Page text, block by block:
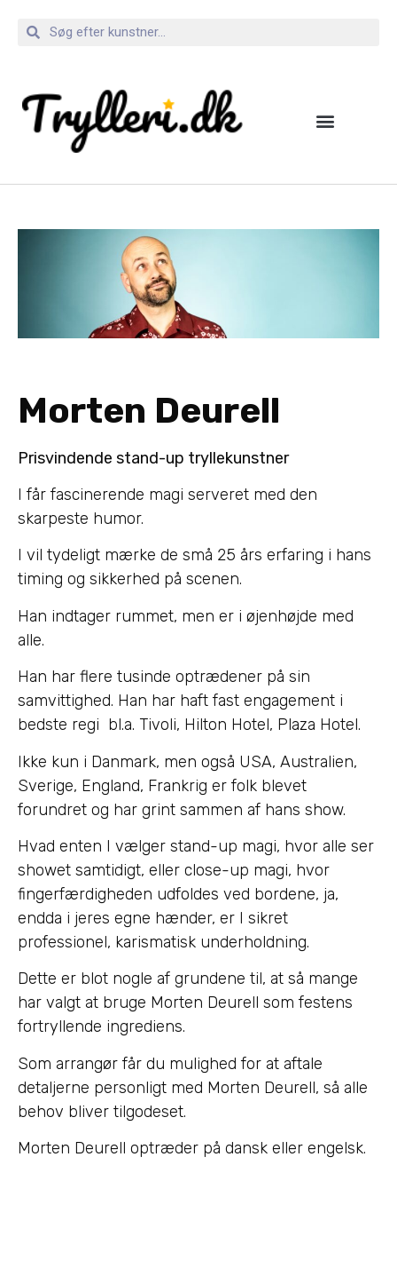
Morten Deurell
Prisvindende stand-up tryllekunstner
I får fascinerende magi serveret med den
skarpeste humor.
I vil tydeligt mærke de små 25 års erfaring i hans
timing og sikkerhed på scenen.
Han indtager rummet, men er i øjenhøjde med
alle.
Han har flere tusinde optrædener på sin
samvittighed. Han har haft fast engagement i
bedste regi bl.a. Tivoli, Hilton Hotel, Plaza Hotel.
Ikke kun i Danmark, men også USA, Australien,
Sverige, England, Frankrig er folk blevet
forundret og har grint sammen af hans show.
Hvad enten I vælger stand-up magi, hvor alle ser
showet samtidigt, eller close-up magi, hvor
fingerfærdigheden udfoldes ved bordene, ja,
endda i jeres egne hænder, er I sikret
professionel, karismatisk underholdning.
Dette er blot nogle af grundene til, at så mange
har valgt at bruge Morten Deurell som festens
fortryllende ingrediens.
Som arrangør får du mulighed for at aftale
detaljerne personligt med Morten Deurell, så alle
behov bliver tilgodeset.
Morten Deurell optræder på dansk eller engelsk.